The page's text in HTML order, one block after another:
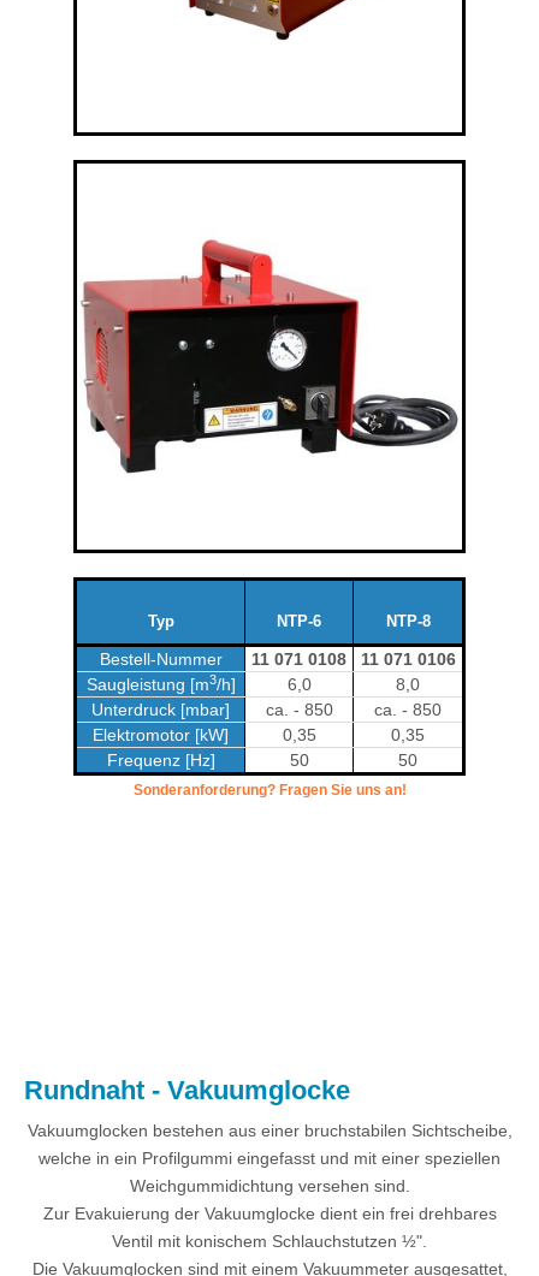
Typ NTP-6 NTP-8
Bestell-Nummer 11 071 0108
11 071 0106
Saugleistung [m3/h] 6,0
8,0
Unterdruck [mbar]
ca. - 850
ca. - 850
Elektromotor [kW]
0,35
0,35
Frequenz [Hz]
50 50
Sonderanforderung? Fragen Sie uns an!
Rundnaht - Vakuumglocke
Vakuumglocken bestehen aus einer bruchstabilen Sichtscheibe,
welche in ein Profilgummi eingefasst und mit einer speziellen
Weichgummidichtung versehen sind.
Zur Evakuierung der Vakuumglocke dient ein frei drehbares
Ventil mit konischem Schlauchstutzen ½".
Die Vakuumglocken sind mit einem Vakuummeter ausgesattet,